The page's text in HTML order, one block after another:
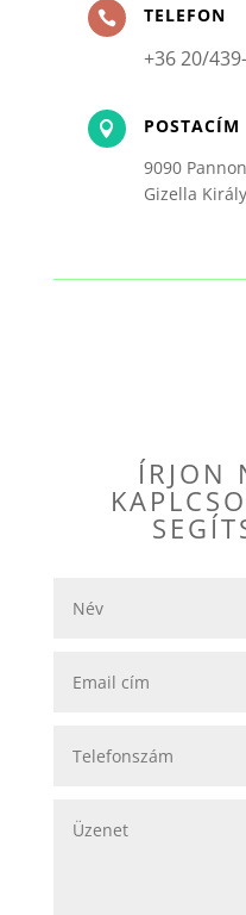
 TELEFON
+36 20/

POSTACÍM
9090
Gizella
ÍRJON